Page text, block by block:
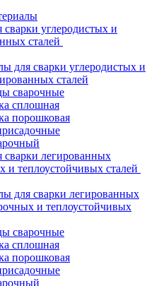
углеродистых и
сталей
для сварки углеродистых и
сталей
сварочные
сплошная
порошковая
легированных
и теплоустойчивых сталей
для сварки легированных
и теплоустойчивых
сварочные
сплошная
порошковая